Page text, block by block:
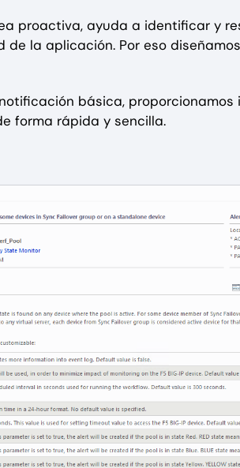
proactiva, ayuda a identificar y
la aplicación. Por eso
básica,
forma rápida y sencilla.